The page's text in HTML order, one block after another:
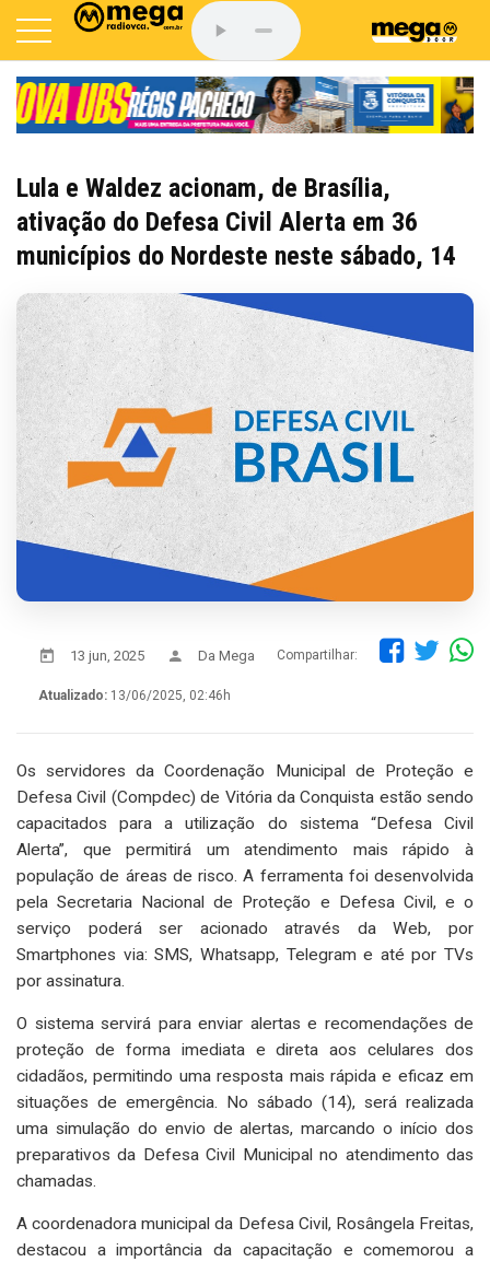
Lula e Waldez acionam, de Brasília,
ativação do Defesa Civil Alerta em 36
municípios do Nordeste neste sábado, 14
13 jun, 2025 Da Mega Compartilhar:
Atualizado: 13/06/2025, 02:46h
Os servidores da Coordenação Municipal de Proteção e
Defesa Civil (Compdec) de Vitória da Conquista estão sendo
capacitados para a utilização do sistema “Defesa Civil
Alerta”, que permitirá um atendimento mais rápido à
população de áreas de risco. A ferramenta foi desenvolvida
pela Secretaria Nacional de Proteção e Defesa Civil, e o
serviço poderá ser acionado através da Web, por
Smartphones via: SMS, Whatsapp, Telegram e até por TVs
por assinatura.
O sistema servirá para enviar alertas e recomendações de
proteção de forma imediata e direta aos celulares dos
cidadãos, permitindo uma resposta mais rápida e eficaz em
situações de emergência. No sábado (14), será realizada
uma simulação do envio de alertas, marcando o início dos
preparativos da Defesa Civil Municipal no atendimento das
chamadas.
A coordenadora municipal da Defesa Civil, Rosângela Freitas,
destacou a importância da capacitação e comemorou a